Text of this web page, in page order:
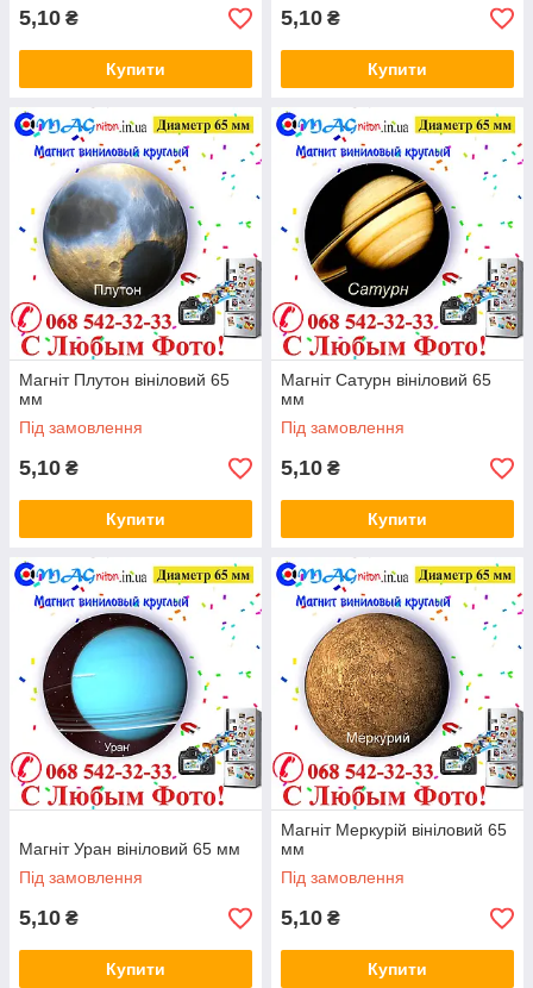
5,10 ₴
Купити
5,10 ₴
Купити
Магніт Плутон вініловий 65
мм
Під замовлення
5,10 ₴
Купити
Магніт Сатурн вініловий 65
мм
Під замовлення
5,10 ₴
Купити
Магніт Уран вініловий 65 мм
Під замовлення
5,10 ₴
Купити
Магніт Меркурій вініловий 65
мм
Під замовлення
5,10 ₴
Купити